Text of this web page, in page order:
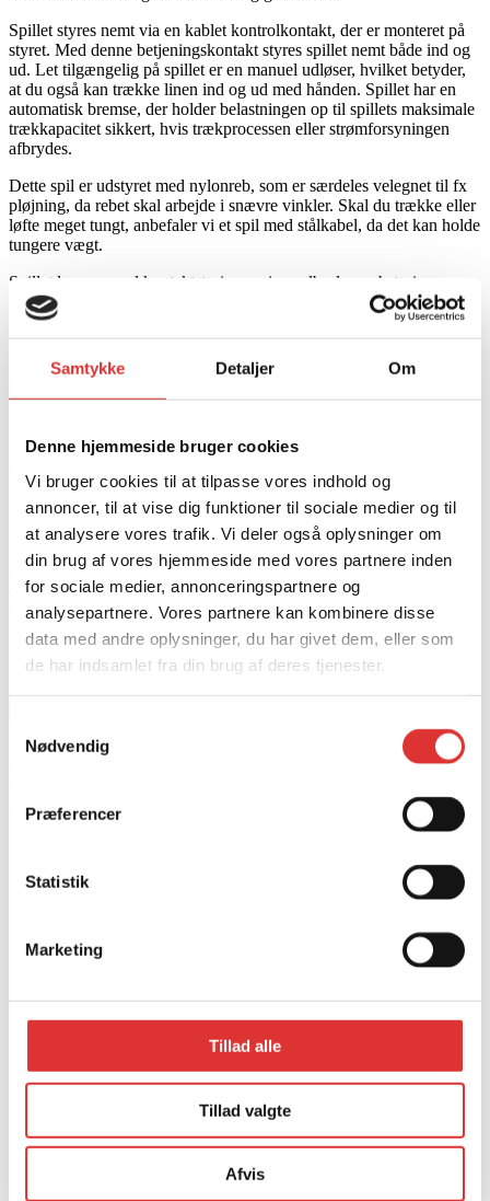
Samtykke Detaljer Om
Denne hjemmeside bruger cookies
Vi bruger cookies til at tilpasse vores indhold og
annoncer, til at vise dig funktioner til sociale medier og til
at analysere vores trafik. Vi deler også oplysninger om
din brug af vores hjemmeside med vores partnere inden
for sociale medier, annonceringspartnere og
analysepartnere. Vores partnere kan kombinere disse
data med andre oplysninger, du har givet dem, eller som
de har indsamlet fra din brug af deres tjenester.
Nødvendig
Præferencer
Statistik
Marketing
Tillad alle
Tillad valgte
Afvis
Spillet styres nemt via en kablet kontrolkontakt, der er monteret på
styret. Med denne betjeningskontakt styres spillet nemt både ind og
ud. Let tilgængelig på spillet er en manuel udløser, hvilket betyder,
at du også kan trække linen ind og ud med hånden. Spillet har en
automatisk bremse, der holder belastningen op til spillets maksimale
trækkapacitet sikkert, hvis trækprocessen eller strømforsyningen
afbrydes.
Dette spil er udstyret med nylonreb, som er særdeles velegnet til fx
pløjning, da rebet skal arbejde i snævre vinkler. Skal du trække eller
løfte meget tungt, anbefaler vi et spil med stålkabel, da det kan holde
tungere vægt.
Spillet leveres med kontaktstyring, universalbeslag, rebstyring,
kabling, nylonreb og krog.
SPIL ARTRAX 2500 NYLON
Artrax 2500 Spil med nylonreb Med dens 1134 kg trækkræft er det
en god arbejdsmakker til de fleste tunge ting i fx. skoven til
træstammer.
1.950,00kr.
1.095,00kr.